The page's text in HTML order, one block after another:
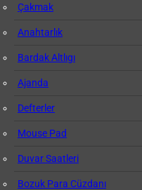
Çakmak
Anahtarlık
Bardak Altlıgı
Ajanda
Defterler
Mouse Pad
Duvar Saatleri
Bozuk Para Cüzdanı